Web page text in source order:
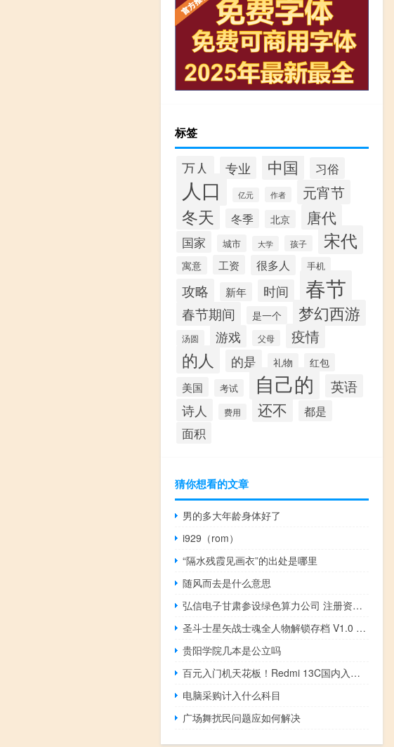
标签
万人 专业 中国 习俗
人口 亿元 作者 元宵节
冬天 冬季 北京 唐代
国家 城市 大学 孩子 宋代
寓意 工资 很多人 手机
攻略 新年 时间 春节
春节期间 是一个 梦幻西游
汤圆 游戏 父母 疫情
的人 的是 礼物 红包
美国 考试 自己的 英语
诗人 费用 还不 都是
面积
猜你想看的文章
男的多大年龄身体好了
i929（rom）
“隔水残霞见画衣”的出处是哪里
随风而去是什么意思
弘信电子甘肃参设绿色算力公司 注册资本1亿元
圣斗士星矢战士魂全人物解锁存档 V1.0 绿色免费版（圣斗士星矢战士魂全人物解锁存档 V1.0 绿色免费版功能简介）
贵阳学院几本是公立吗
百元入门机天花板！Redmi 13C国内入网：升级侧边指纹+高刷屏
电脑采购计入什么科目
广场舞扰民问题应如何解决